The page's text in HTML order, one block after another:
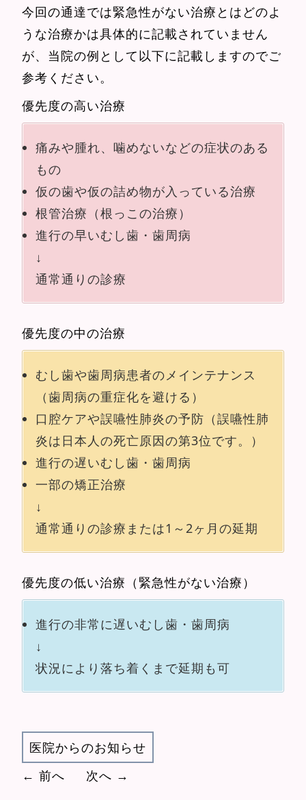
今回の通達では緊急性がない治療とはどのよ
うな治療かは具体的に記載されていません
が、当院の例として以下に記載しますのでご
参考ください。
優先度の高い治療
痛みや腫れ、噛めないなどの症状のある
もの
仮の歯や仮の詰め物が入っている治療
根管治療（根っこの治療）
進行の早いむし歯・歯周病
↓
通常通りの診療
優先度の中の治療
むし歯や歯周病患者のメインテナンス
（歯周病の重症化を避ける）
口腔ケアや誤嚥性肺炎の予防（誤嚥性肺
炎は日本人の死亡原因の第3位です。）
進行の遅いむし歯・歯周病
一部の矯正治療
↓
通常通りの診療または1～2ヶ月の延期
優先度の低い治療（緊急性がない治療）
進行の非常に遅いむし歯・歯周病
↓
状況により落ち着くまで延期も可
医院からのお知らせ
← 前へ
次へ →